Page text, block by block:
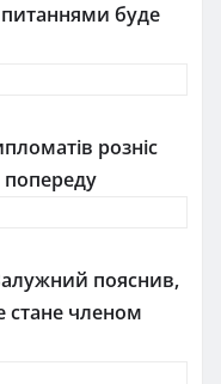
буде
розніс
пояснив,
стане членом